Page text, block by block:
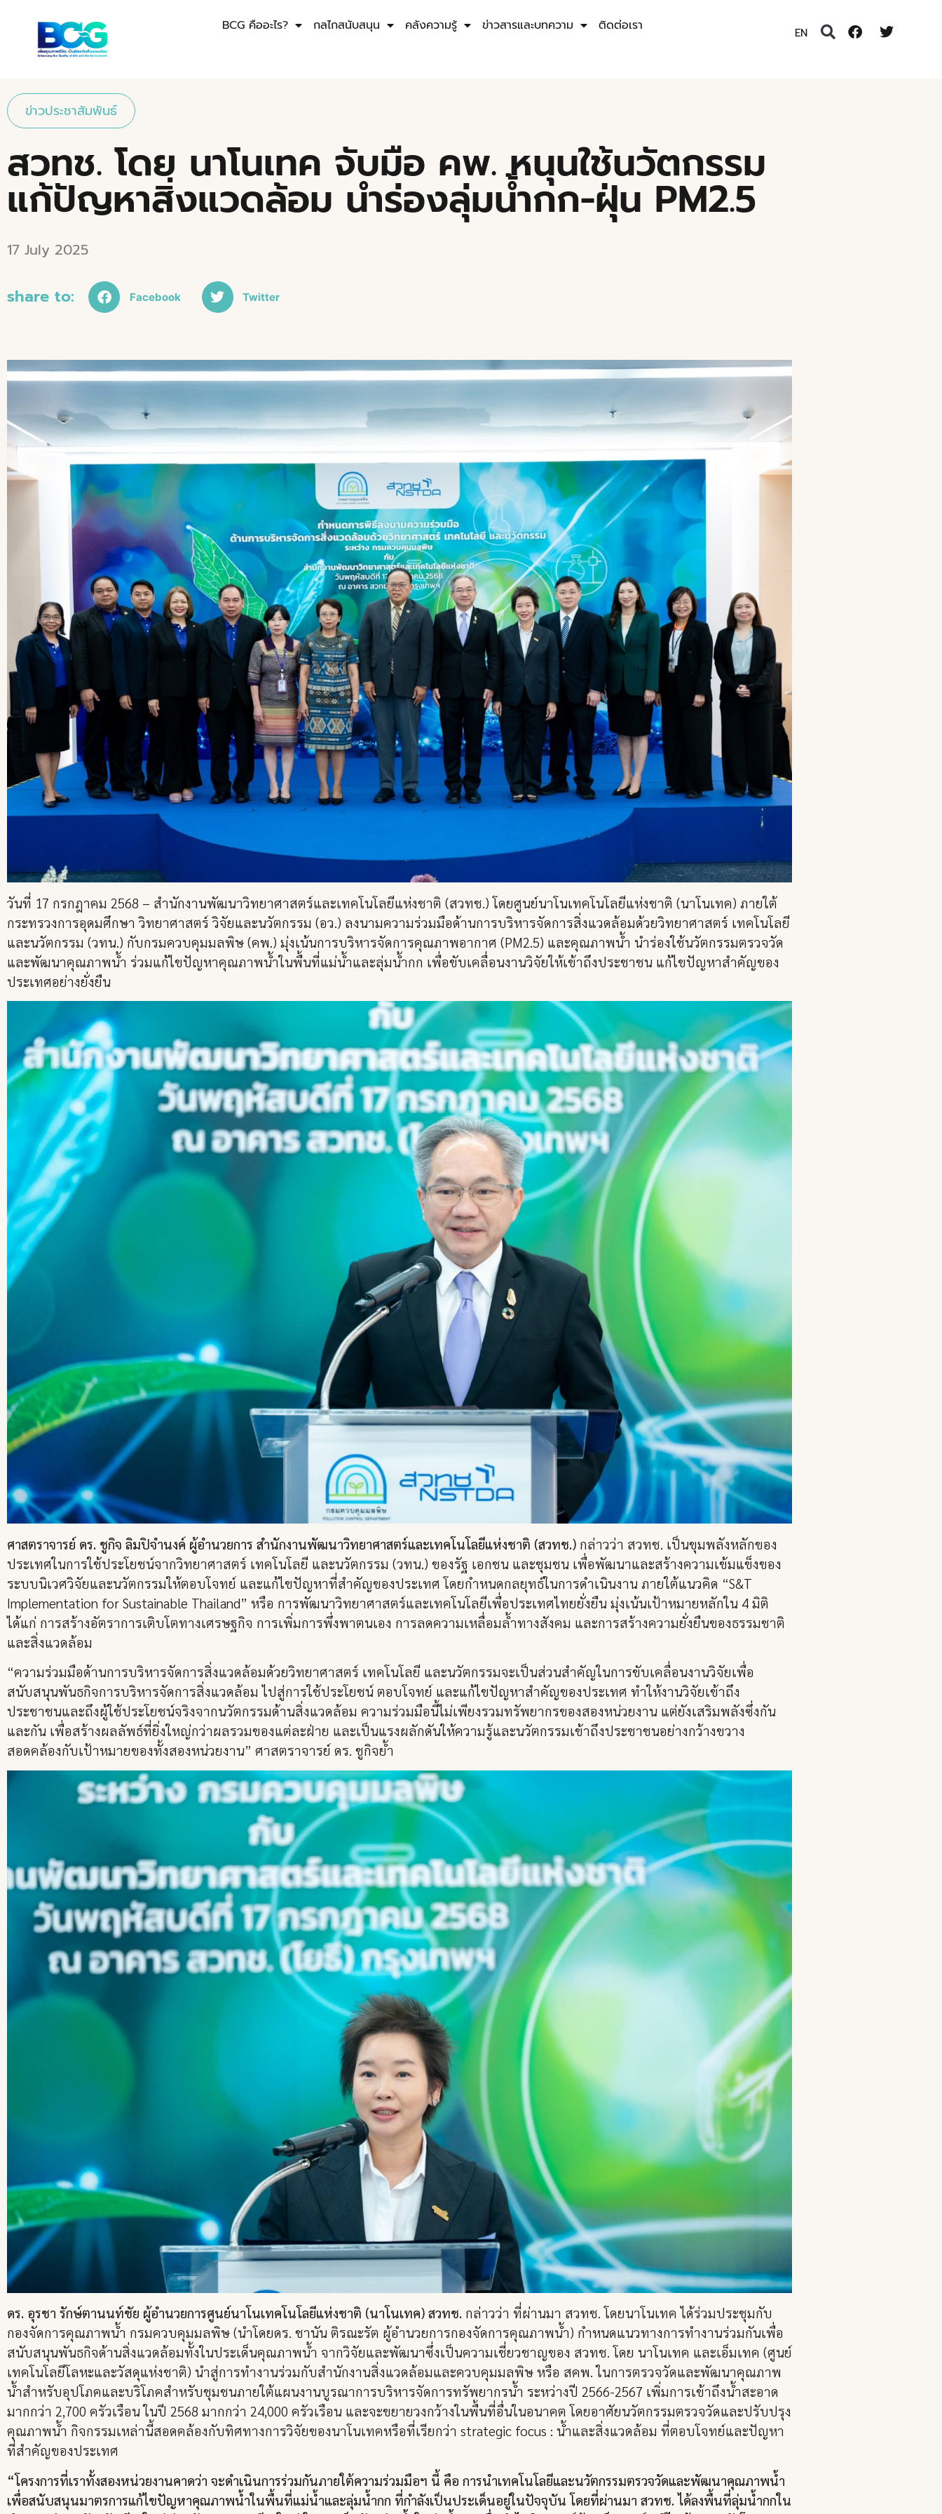
BCG คืออะไร? กลไกสนับสนุน คลังความรู้ ข่าวสารและบทความ ติดต่อเรา EN
ข่าวประชาสัมพันธ์
สวทช. โดย นาโนเทค จับมือ คพ. หนุนใช้นวัตกรรม
แก้ปัญหาสิ่งแวดล้อม นำร่องลุ่มน้ำกก-ฝุ่น PM2.5
17 July 2025
share to: Facebook Twitter
วันที่ 17 กรกฎาคม 2568 – สำนักงานพัฒนาวิทยาศาสตร์และเทคโนโลยีแห่งชาติ (สวทช.) โดยศูนย์นาโนเทคโนโลยีแห่งชาติ (นาโนเทค) ภายใต้
กระทรวงการอุดมศึกษา วิทยาศาสตร์ วิจัยและนวัตกรรม (อว.) ลงนามความร่วมมือด้านการบริหารจัดการสิ่งแวดล้อมด้วยวิทยาศาสตร์ เทคโนโลยี
และนวัตกรรม (วทน.) กับกรมควบคุมมลพิษ (คพ.) มุ่งเน้นการบริหารจัดการคุณภาพอากาศ (PM2.5) และคุณภาพน้ำ นำร่องใช้นวัตกรรมตรวจวัด
และพัฒนาคุณภาพน้ำ ร่วมแก้ไขปัญหาคุณภาพน้ำในพื้นที่แม่น้ำและลุ่มน้ำกก เพื่อขับเคลื่อนงานวิจัยให้เข้าถึงประชาชน แก้ไขปัญหาสำคัญของ
ประเทศอย่างยั่งยืน
ศาสตราจารย์ ดร. ชูกิจ ลิมปิจำนงค์ ผู้อำนวยการ สำนักงานพัฒนาวิทยาศาสตร์และเทคโนโลยีแห่งชาติ (สวทช.) กล่าวว่า สวทช. เป็นขุมพลังหลักของ
ประเทศในการใช้ประโยชน์จากวิทยาศาสตร์ เทคโนโลยี และนวัตกรรม (วทน.) ของรัฐ เอกชน และชุมชน เพื่อพัฒนาและสร้างความเข้มแข็งของ
ระบบนิเวศวิจัยและนวัตกรรมให้ตอบโจทย์ และแก้ไขปัญหาที่สำคัญของประเทศ โดยกำหนดกลยุทธ์ในการดำเนินงาน ภายใต้แนวคิด “S&T
Implementation for Sustainable Thailand” หรือ การพัฒนาวิทยาศาสตร์และเทคโนโลยีเพื่อประเทศไทยยั่งยืน มุ่งเน้นเป้าหมายหลักใน 4 มิติ
ได้แก่ การสร้างอัตราการเติบโตทางเศรษฐกิจ การเพิ่มการพึ่งพาตนเอง การลดความเหลื่อมล้ำทางสังคม และการสร้างความยั่งยืนของธรรมชาติ
และสิ่งแวดล้อม
“ความร่วมมือด้านการบริหารจัดการสิ่งแวดล้อมด้วยวิทยาศาสตร์ เทคโนโลยี และนวัตกรรมจะเป็นส่วนสำคัญในการขับเคลื่อนงานวิจัยเพื่อ
สนับสนุนพันธกิจการบริหารจัดการสิ่งแวดล้อม ไปสู่การใช้ประโยชน์ ตอบโจทย์ และแก้ไขปัญหาสำคัญของประเทศ ทำให้งานวิจัยเข้าถึง
ประชาชนและถึงผู้ใช้ประโยชน์จริงจากนวัตกรรมด้านสิ่งแวดล้อม ความร่วมมือนี้ไม่เพียงรวมทรัพยากรของสองหน่วยงาน แต่ยังเสริมพลังซึ่งกัน
และกัน เพื่อสร้างผลลัพธ์ที่ยิ่งใหญ่กว่าผลรวมของแต่ละฝ่าย และเป็นแรงผลักดันให้ความรู้และนวัตกรรมเข้าถึงประชาชนอย่างกว้างขวาง
สอดคล้องกับเป้าหมายของทั้งสองหน่วยงาน” ศาสตราจารย์ ดร. ชูกิจย้ำ
ดร. อุรชา รักษ์ตานนท์ชัย ผู้อำนวยการศูนย์นาโนเทคโนโลยีแห่งชาติ (นาโนเทค) สวทช. กล่าวว่า ที่ผ่านมา สวทช. โดยนาโนเทค ได้ร่วมประชุมกับ
กองจัดการคุณภาพน้ำ กรมควบคุมมลพิษ (นำโดยดร. ชานัน ติรณะรัต ผู้อำนวยการกองจัดการคุณภาพน้ำ) กำหนดแนวทางการทำงานร่วมกันเพื่อ
สนับสนุนพันธกิจด้านสิ่งแวดล้อมทั้งในประเด็นคุณภาพน้ำ จากวิจัยและพัฒนาซึ่งเป็นความเชี่ยวชาญของ สวทช. โดย นาโนเทค และเอ็มเทค (ศูนย์
เทคโนโลยีโลหะและวัสดุแห่งชาติ) นำสู่การทำงานร่วมกับสำนักงานสิ่งแวดล้อมและควบคุมมลพิษ หรือ สคพ. ในการตรวจวัดและพัฒนาคุณภาพ
น้ำสำหรับอุปโภคและบริโภคสำหรับชุมชนภายใต้แผนงานบูรณาการบริหารจัดการทรัพยากรน้ำ ระหว่างปี 2566-2567 เพิ่มการเข้าถึงน้ำสะอาด
มากกว่า 2,700 ครัวเรือน ในปี 2568 มากกว่า 24,000 ครัวเรือน และจะขยายวงกว้างในพื้นที่อื่นในอนาคต โดยอาศัยนวัตกรรมตรวจวัดและปรับปรุง
คุณภาพน้ำ กิจกรรมเหล่านี้สอดคล้องกับทิศทางการวิจัยของนาโนเทคหรือที่เรียกว่า strategic focus : น้ำและสิ่งแวดล้อม ที่ตอบโจทย์และปัญหา
ที่สำคัญของประเทศ
“โครงการที่เราทั้งสองหน่วยงานคาดว่า จะดำเนินการร่วมกันภายใต้ความร่วมมือฯ นี้ คือ การนำเทคโนโลยีและนวัตกรรมตรวจวัดและพัฒนาคุณภาพน้ำ
เพื่อสนับสนุนมาตรการแก้ไขปัญหาคุณภาพน้ำในพื้นที่แม่น้ำและลุ่มน้ำกก ที่กำลังเป็นประเด็นอยู่ในปัจจุบัน โดยที่ผ่านมา สวทช. ได้ลงพื้นที่ลุ่มน้ำกกใน